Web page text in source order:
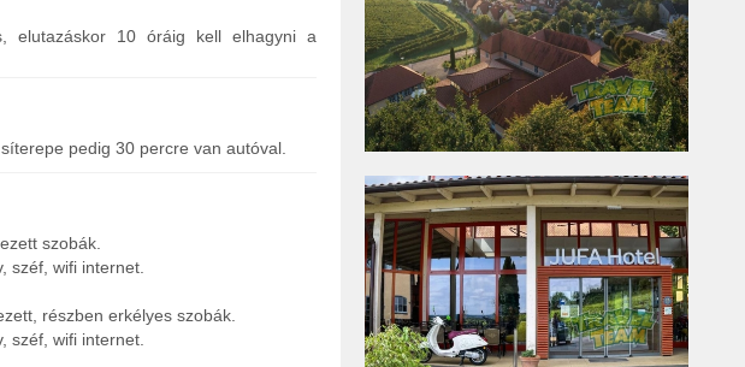
elutazáskor 10 óráig kell elhagyni a
pedig 30 percre van autóval.
szobák.
széf, wifi internet.
részben erkélyes szobák.
széf, wifi internet.